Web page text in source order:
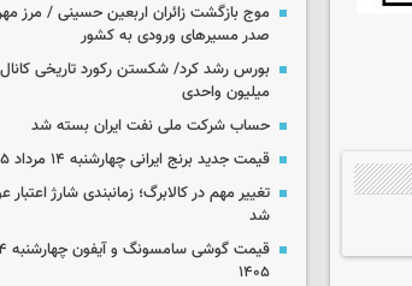
موج بازگشت زائران اربعین حسینی / مرز
صدر مسیرهای ورودی به کشور
میلیون واحدی
حساب‌ شرکت ملی نفت ایران بسته شد
قیمت جدید برنج ایرانی چهارشنبه ۱۴ مرداد ۱۴۰۵
تغییر مهم در کالابرگ؛ زمانبندی‌ شارژ
شد
۱۴۰۵